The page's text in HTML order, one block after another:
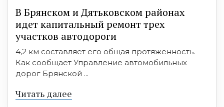
В Брянском и Дятьковском районах
идет капитальный ремонт трех
участков автодороги
4,2 км составляет его общая протяженность.
Как сообщает Управление автомобильных
дорог Брянской ...
Читать далее